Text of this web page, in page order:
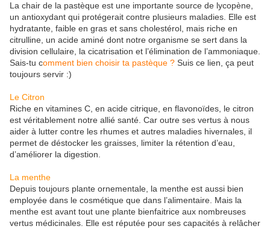
La chair de la pastèque est une importante source de lycopène,
un antioxydant qui protégerait contre plusieurs maladies. Elle est
hydratante, faible en gras et sans cholestérol, mais riche en
citrulline, un acide aminé dont notre organisme se sert dans la
division cellulaire, la cicatrisation et l’élimination de l’ammoniaque.
Sais-tu comment bien choisir ta pastèque ? Suis ce lien, ça peut
toujours servir :)
Le Citron
Riche en vitamines C, en acide citrique, en flavonoïdes, le citron
est véritablement notre allié santé. Car outre ses vertus à nous
aider à lutter contre les rhumes et autres maladies hivernales, il
permet de déstocker les graisses, limiter la rétention d’eau,
d’améliorer la digestion.
La menthe
Depuis toujours plante ornementale, la menthe est aussi bien
employée dans le cosmétique que dans l’alimentaire. Mais la
menthe est avant tout une plante bienfaitrice aux nombreuses
vertus médicinales. Elle est réputée pour ses capacités à relâcher